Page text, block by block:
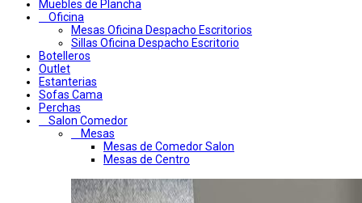
Muebles de Plancha
Oficina
Mesas Oficina Despacho Escritorios
Sillas Oficina Despacho Escritorio
Botelleros
Outlet
Estanterias
Sofas Cama
Perchas
Salon Comedor
Mesas
Mesas de Comedor Salon
Mesas de Centro